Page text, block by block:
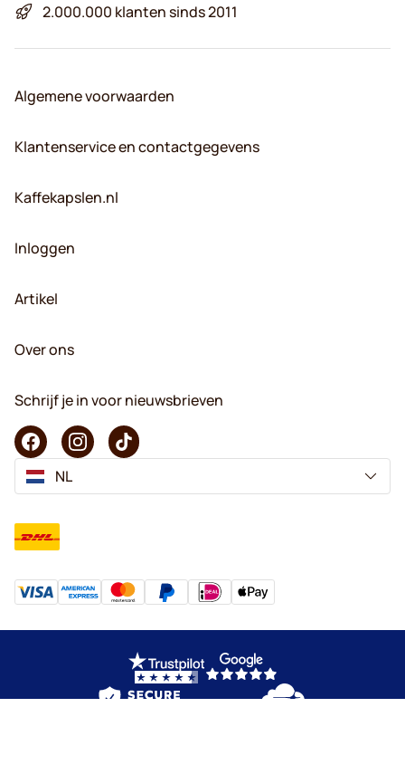
2.000.000 klanten sinds 2011
Algemene voorwaarden
Klantenservice en contactgegevens
Kaffekapslen.nl
Inloggen
Artikel
Over ons
Schrijf je in voor nieuwsbrieven
NL